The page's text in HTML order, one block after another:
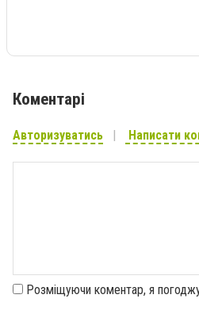
Коментарі
Авторизуватись Написати
Розміщуючи коментар, я